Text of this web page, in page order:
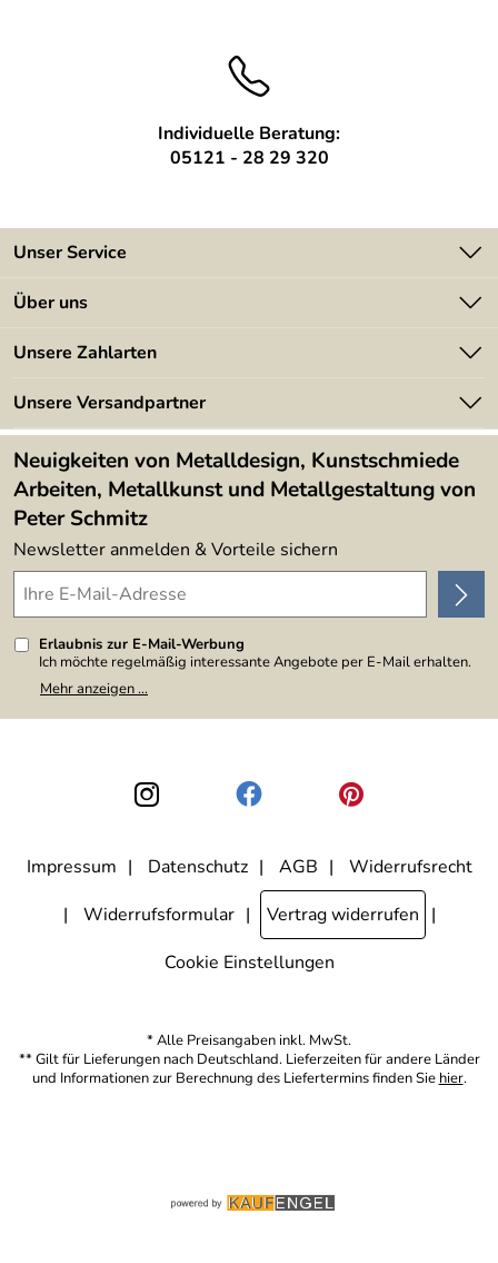
Individuelle Beratung:
05121 - 28 29 320
Unser Service
Kontakt
Kundeninformationen
Newsletter
Lieferbedingungen
Über uns
Angebote
Kundenbewertungen (394)
4,9/5
Unsere Zahlarten
Unsere Versandpartner
Neuigkeiten von Metalldesign, Kunstschmiede
Arbeiten, Metallkunst und Metallgestaltung von
Peter Schmitz
Newsletter anmelden & Vorteile sichern
Erlaubnis zur E-Mail-Werbung
Ich möchte regelmäßig interessante Angebote per E-Mail erhalten.
Meine E-Mail-Adresse wird nicht an andere Unternehmen
weitergegeben. Zu statistischen Zwecken wird in anonymer Form
den Link "Abmelden" am Ende des Newsletters anklicke. Die
Datenschutzerklärung
habe ich zur Kenntnis genommen.
Mehr anzeigen ...
Impressum Datenschutz AGB
Widerrufsrecht
Widerrufsformular
Vertrag widerrufen
Cookie Einstellungen
* Alle Preisangaben inkl. MwSt.
** Gilt für Lieferungen nach Deutschland. Lieferzeiten für andere Länder
und Informationen zur Berechnung des Liefertermins finden Sie hier.